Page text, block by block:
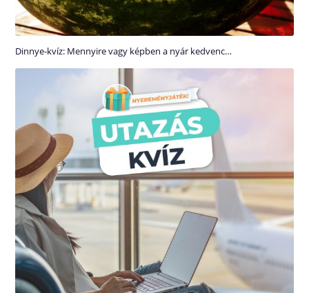
Dinnye-kvíz: Mennyire vagy képben a nyár kedvenc…